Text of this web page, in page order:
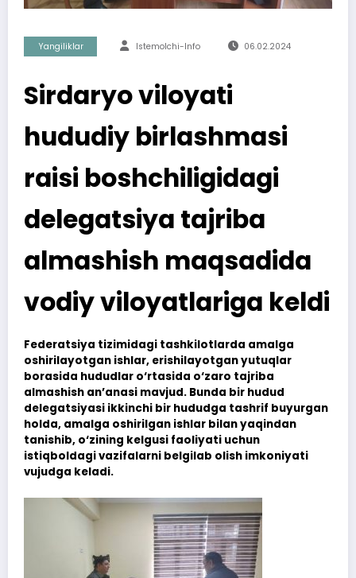
Yangiliklar Istemolchi-Info 06.02.2024
Sirdaryo viloyati
hududiy birlashmasi
raisi boshchiligidagi
delegatsiya tajriba
almashish maqsadida
vodiy viloyatlariga keldi
Federatsiya tizimidagi tashkilotlarda amalga
oshirilayotgan ishlar, erishilayotgan yutuqlar
borasida hududlar o‘rtasida o‘zaro tajriba
almashish an’anasi mavjud. Bunda bir hudud
delegatsiyasi ikkinchi bir hududga tashrif buyurgan
holda, amalga oshirilgan ishlar bilan yaqindan
tanishib, o‘zining kelgusi faoliyati uchun
istiqboldagi vazifalarni belgilab olish imkoniyati
vujudga keladi.